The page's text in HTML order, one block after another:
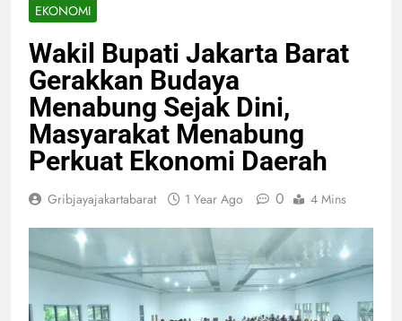
EKONOMI
Wakil Bupati Jakarta Barat
Gerakkan Budaya
Menabung Sejak Dini,
Masyarakat Menabung
Perkuat Ekonomi Daerah
Gribjayajakartabarat 1 Year Ago 0 4 Mins